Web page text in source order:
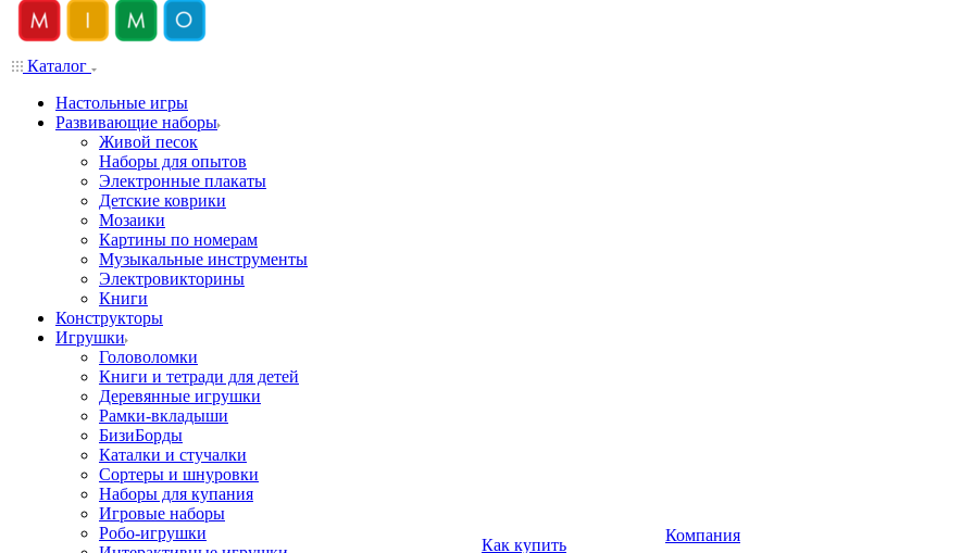
Каталог
Настольные игры
Развивающие наборы
Живой песок
Наборы для опытов
Электронные плакаты
Детские коврики
Мозаики
Картины по номерам
Музыкальные инструменты
Электровикторины
Книги
Конструкторы
Игрушки
Головоломки
Книги и тетради для детей
Деревянные игрушки
Рамки-вкладыши
БизиБорды
Каталки и стучалки
Сортеры и шнуровки
Наборы для купания
Игровые наборы
Робо-игрушки
Как купить
Компания